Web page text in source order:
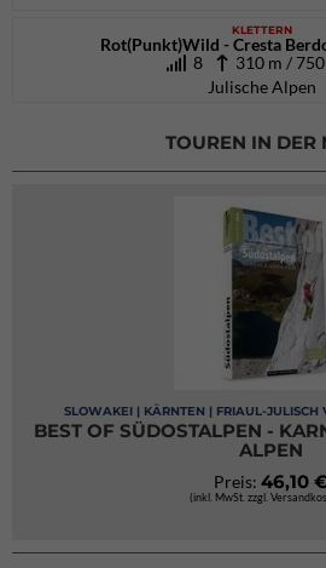
KLETTERN
Rot(Punkt)Wild - Cresta
8
310 m /
Julische Alpen
TOUREN IN DER
SLOWAKEI | KÄRNTEN | FRIAUL-JULISCH
BEST OF SÜDOSTALPEN -
ALPEN
Preis: 46,10
(inkl. MwSt. zzgl.